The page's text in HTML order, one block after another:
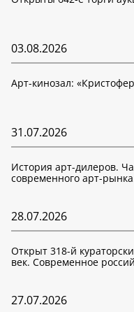
03.08.2026
Арт-кинозал:
31.07.2026
История арт-дилеров.
современного арт-
28.07.2026
Открыт 318-й
век. Современное
27.07.2026